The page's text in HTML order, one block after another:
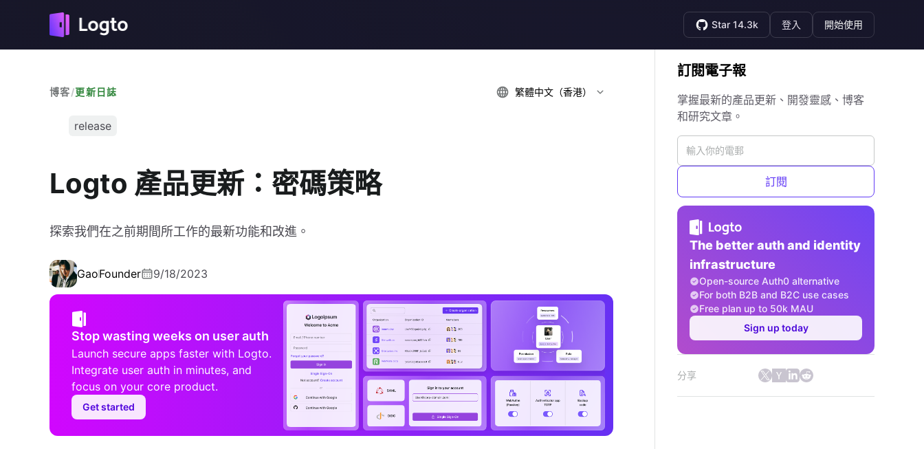
Star 14.3k 登入 開始使用
博客/更新日誌 繁體中文（香港）
release
Logto 產品更新：密碼策略
探索我們在之前期間所工作的最新功能和改進。
GaoFounder 9/18/2023
Stop wasting weeks on user auth
Launch secure apps faster with Logto.
Integrate user auth in minutes, and
focus on your core product.
Get started
訂閱電子報
掌握最新的產品更新、開發靈感、博客
和研究文章。
訂閱
The better auth and identity
infrastructure
Open-source Auth0 alternative
For both B2B and B2C use cases
Free plan up to 50k MAU
Sign up today
分享